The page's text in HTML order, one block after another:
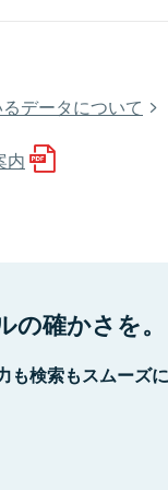
データについて
内
確かさを。
も検索もスムーズ